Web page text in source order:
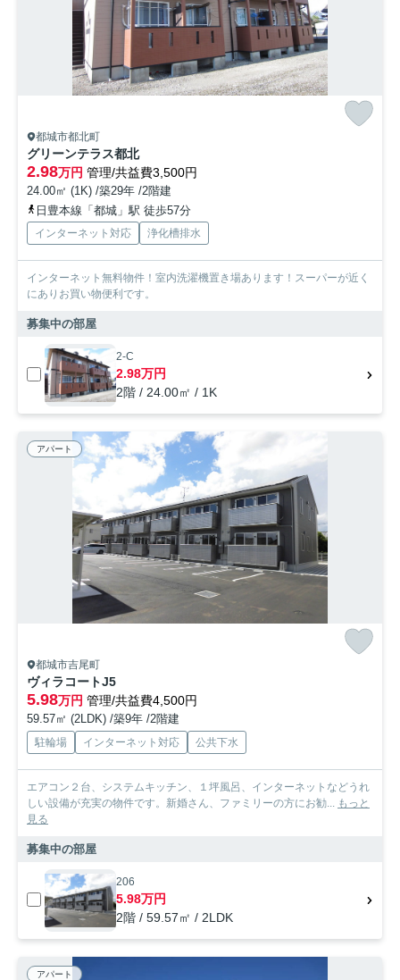
都城市都北町
グリーンテラス都北
2.98万円 管理/共益費3,500円
24.00㎡ (1K) /築29年 /2階建
日豊本線「都城」駅 徒歩57分
インターネット対応 浄化槽排水
インターネット無料物件！室内洗濯機置き場あります！スーパーが近く
にありお買い物便利です。
募集中の部屋
2-C
2.98万円
2階 / 24.00㎡ / 1K
アパート
都城市吉尾町
ヴィラコートJ5
5.98万円 管理/共益費4,500円
59.57㎡ (2LDK) /築9年 /2階建
駐輪場 インターネット対応 公共下水
エアコン２台、システムキッチン、１坪風呂、インターネットなどうれ
しい設備が充実の物件です。新婚さん、ファミリーの方にお勧...
もっと
見る
募集中の部屋
206
5.98万円
2階 / 59.57㎡ / 2LDK
アパート